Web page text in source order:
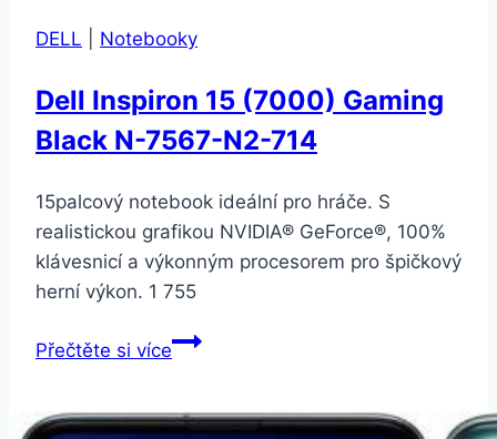
(314G5EA#BCM)
DELL Notebooky
Dell Inspiron 15 (7000) Gaming
Black N-7567-N2-714
15palcový notebook ideální pro hráče. S
realistickou grafikou NVIDIA® GeForce®, 100%
klávesnicí a výkonným procesorem pro špičkový
herní výkon. 1 755
Přečtěte si víceDell
(7000)